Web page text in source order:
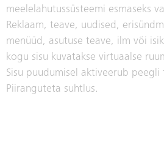
meelelahutussüsteemi esmaseks
Reklaam, teave, uudised,
menüüd, asutuse teave, ilm või
kogu sisu kuvatakse virtuaalse
Sisu puudumisel aktiveerub peegli
Piiranguteta suhtlus.